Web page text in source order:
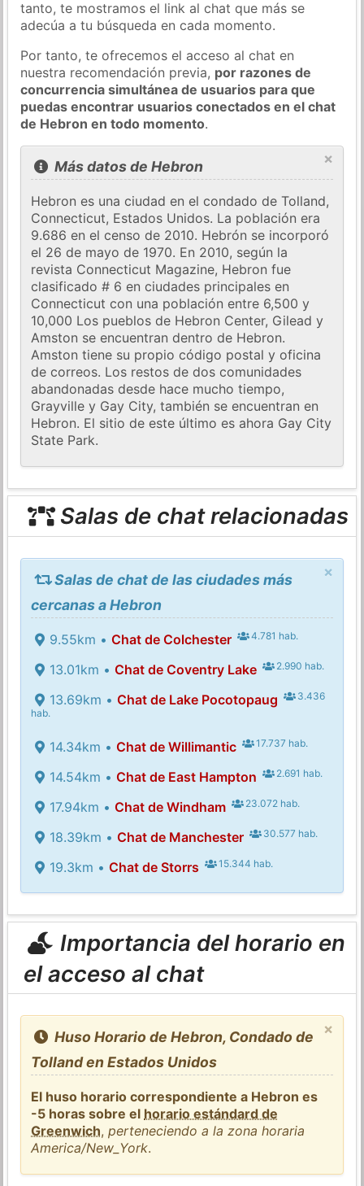
tanto, te mostramos el link al chat que más se
adecúa a tu búsqueda en cada momento.
Por tanto, te ofrecemos el acceso al chat en
nuestra recomendación previa, por razones de
concurrencia simultánea de usuarios para que
puedas encontrar usuarios conectados en el chat
de Hebron en todo momento.
×
Más datos de Hebron
Hebron es una ciudad en el condado de Tolland,
Connecticut, Estados Unidos. La población era
9.686 en el censo de 2010. Hebrón se incorporó
el 26 de mayo de 1970. En 2010, según la
revista Connecticut Magazine, Hebron fue
clasificado # 6 en ciudades principales en
Connecticut con una población entre 6,500 y
10,000 Los pueblos de Hebron Center, Gilead y
Amston se encuentran dentro de Hebron.
Amston tiene su propio código postal y oficina
de correos. Los restos de dos comunidades
abandonadas desde hace mucho tiempo,
Grayville y Gay City, también se encuentran en
Hebron. El sitio de este último es ahora Gay City
State Park.
Salas de chat relacionadas
×
Salas de chat de las ciudades más
cercanas a Hebron
9.55km • Chat de Colchester 4.781 hab.
13.01km • Chat de Coventry Lake 2.990 hab.
13.69km • Chat de Lake Pocotopaug
3.436
hab.
14.34km • Chat de Willimantic 17.737 hab.
14.54km • Chat de East Hampton 2.691 hab.
17.94km • Chat de Windham 23.072 hab.
18.39km • Chat de Manchester 30.577 hab.
19.3km • Chat de Storrs 15.344 hab.
Importancia del horario en
el acceso al chat
×
Huso Horario de Hebron, Condado de
Tolland en Estados Unidos
El huso horario correspondiente a Hebron es
-5 horas sobre el horario estándard de
Greenwich,perteneciendo a la zona horaria
America/New_York.